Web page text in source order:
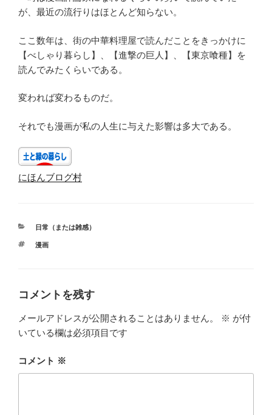
が、最近の流行りはほとんど知らない。
ここ数年は、街の中華料理屋で読んだことをきっかけに
【べしゃり暮らし】、【進撃の巨人】、【東京喰種】を
読んでみたくらいである。
変われば変わるものだ。
それでも漫画が私の人生に与えた影響は多大である。
にほんブログ村
カ
ゴ
日常（または雑感）
タ
漫画
コメントを残す
メールアドレスが公開されることはありません。 ※ が付
いている欄は必須項目です
コメント ※